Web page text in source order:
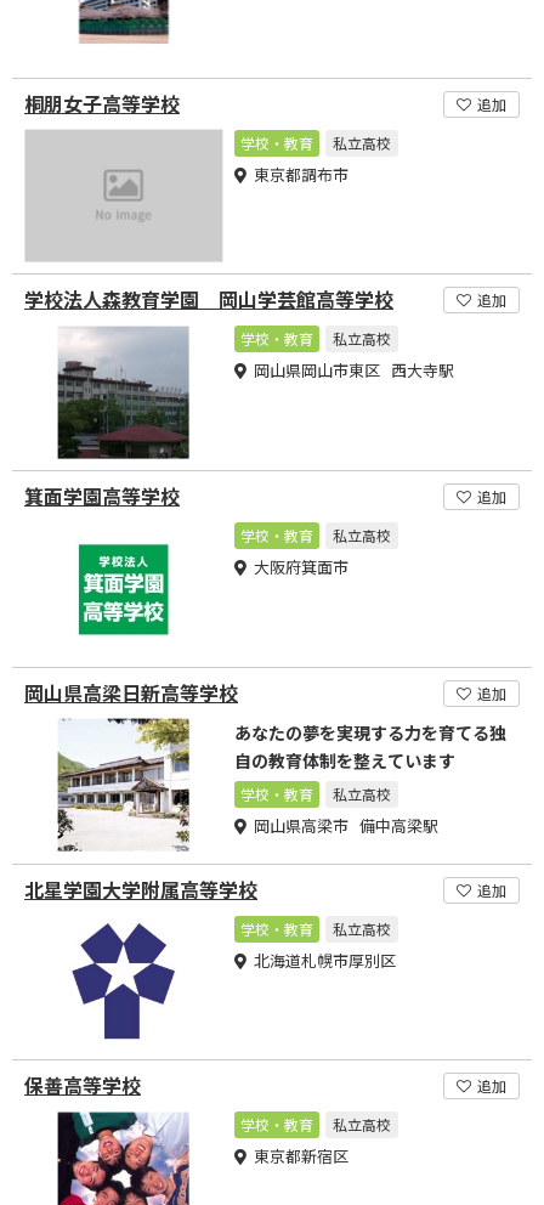
桐朋女子高等学校
追加
学校・教育
私立高校
東京都調布市
学校法人森教育学園 岡山学芸館高等学校
追加
学校・教育
私立高校
岡山県岡山市東区 西大寺駅
箕面学園高等学校
追加
学校・教育
私立高校
大阪府箕面市
岡山県高梁日新高等学校 追加
あなたの夢を実現する力を育てる独
自の教育体制を整えています
学校・教育 私立高校
岡山県高梁市 備中高梁駅
北星学園大学附属高等学校
追加
学校・教育
私立高校
北海道札幌市厚別区
保善高等学校
追加
学校・教育
私立高校
東京都新宿区